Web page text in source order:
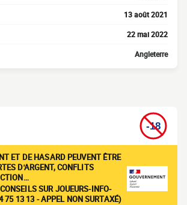
13 août 2021
22 mai 2022
Angleterre
ET DE HASARD PEUVENT ÊTRE
D'ARGENT, CONFLITS
SUR JOUEURS-INFO-
75 13 13 - APPEL NON SURTAXÉ)